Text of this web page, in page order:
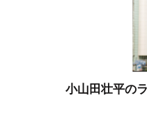
小山田壮平の